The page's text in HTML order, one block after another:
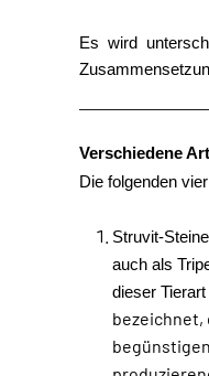
Es wird
Verschiedene
Die folgenden
Struvit-
auch als
dieser
bezeichnet,